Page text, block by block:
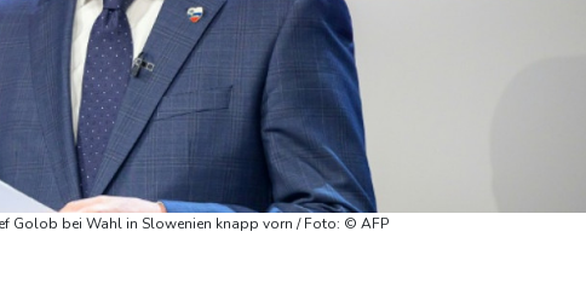
Golob bei Wahl in Slowenien knapp vorn / Foto: © AFP